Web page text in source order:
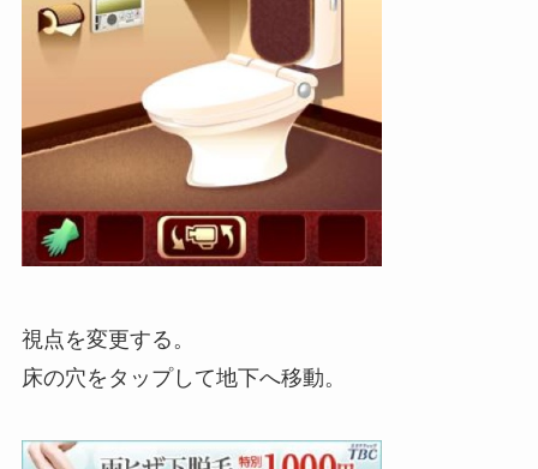
視点を変更する。
床の穴をタップして地下へ移動。